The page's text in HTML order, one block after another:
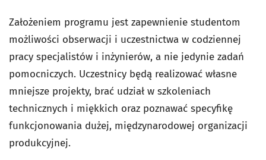
Założeniem programu jest zapewnienie studentom
możliwości obserwacji i uczestnictwa w codziennej
pracy specjalistów i inżynierów, a nie jedynie zadań
pomocniczych. Uczestnicy będą realizować własne
mniejsze projekty, brać udział w szkoleniach
technicznych i miękkich oraz poznawać specyfikę
funkcjonowania dużej, międzynarodowej organizacji
produkcyjnej.